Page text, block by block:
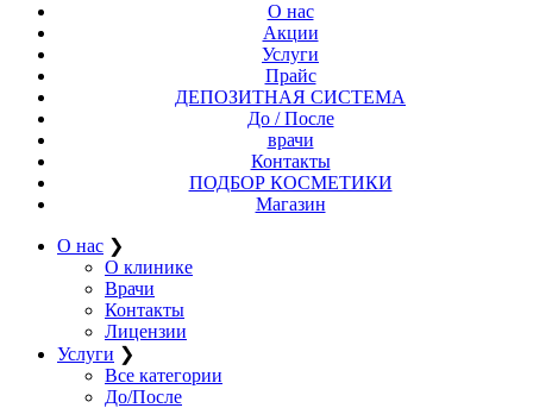
О нас
Акции
Услуги
Прайс
ДЕПОЗИТНАЯ СИСТЕМА
До / После
врачи
Контакты
ПОДБОР КОСМЕТИКИ
Магазин
О нас ❯
О клинике
Врачи
Контакты
Лицензии
Услуги ❯
Все категории
До/После